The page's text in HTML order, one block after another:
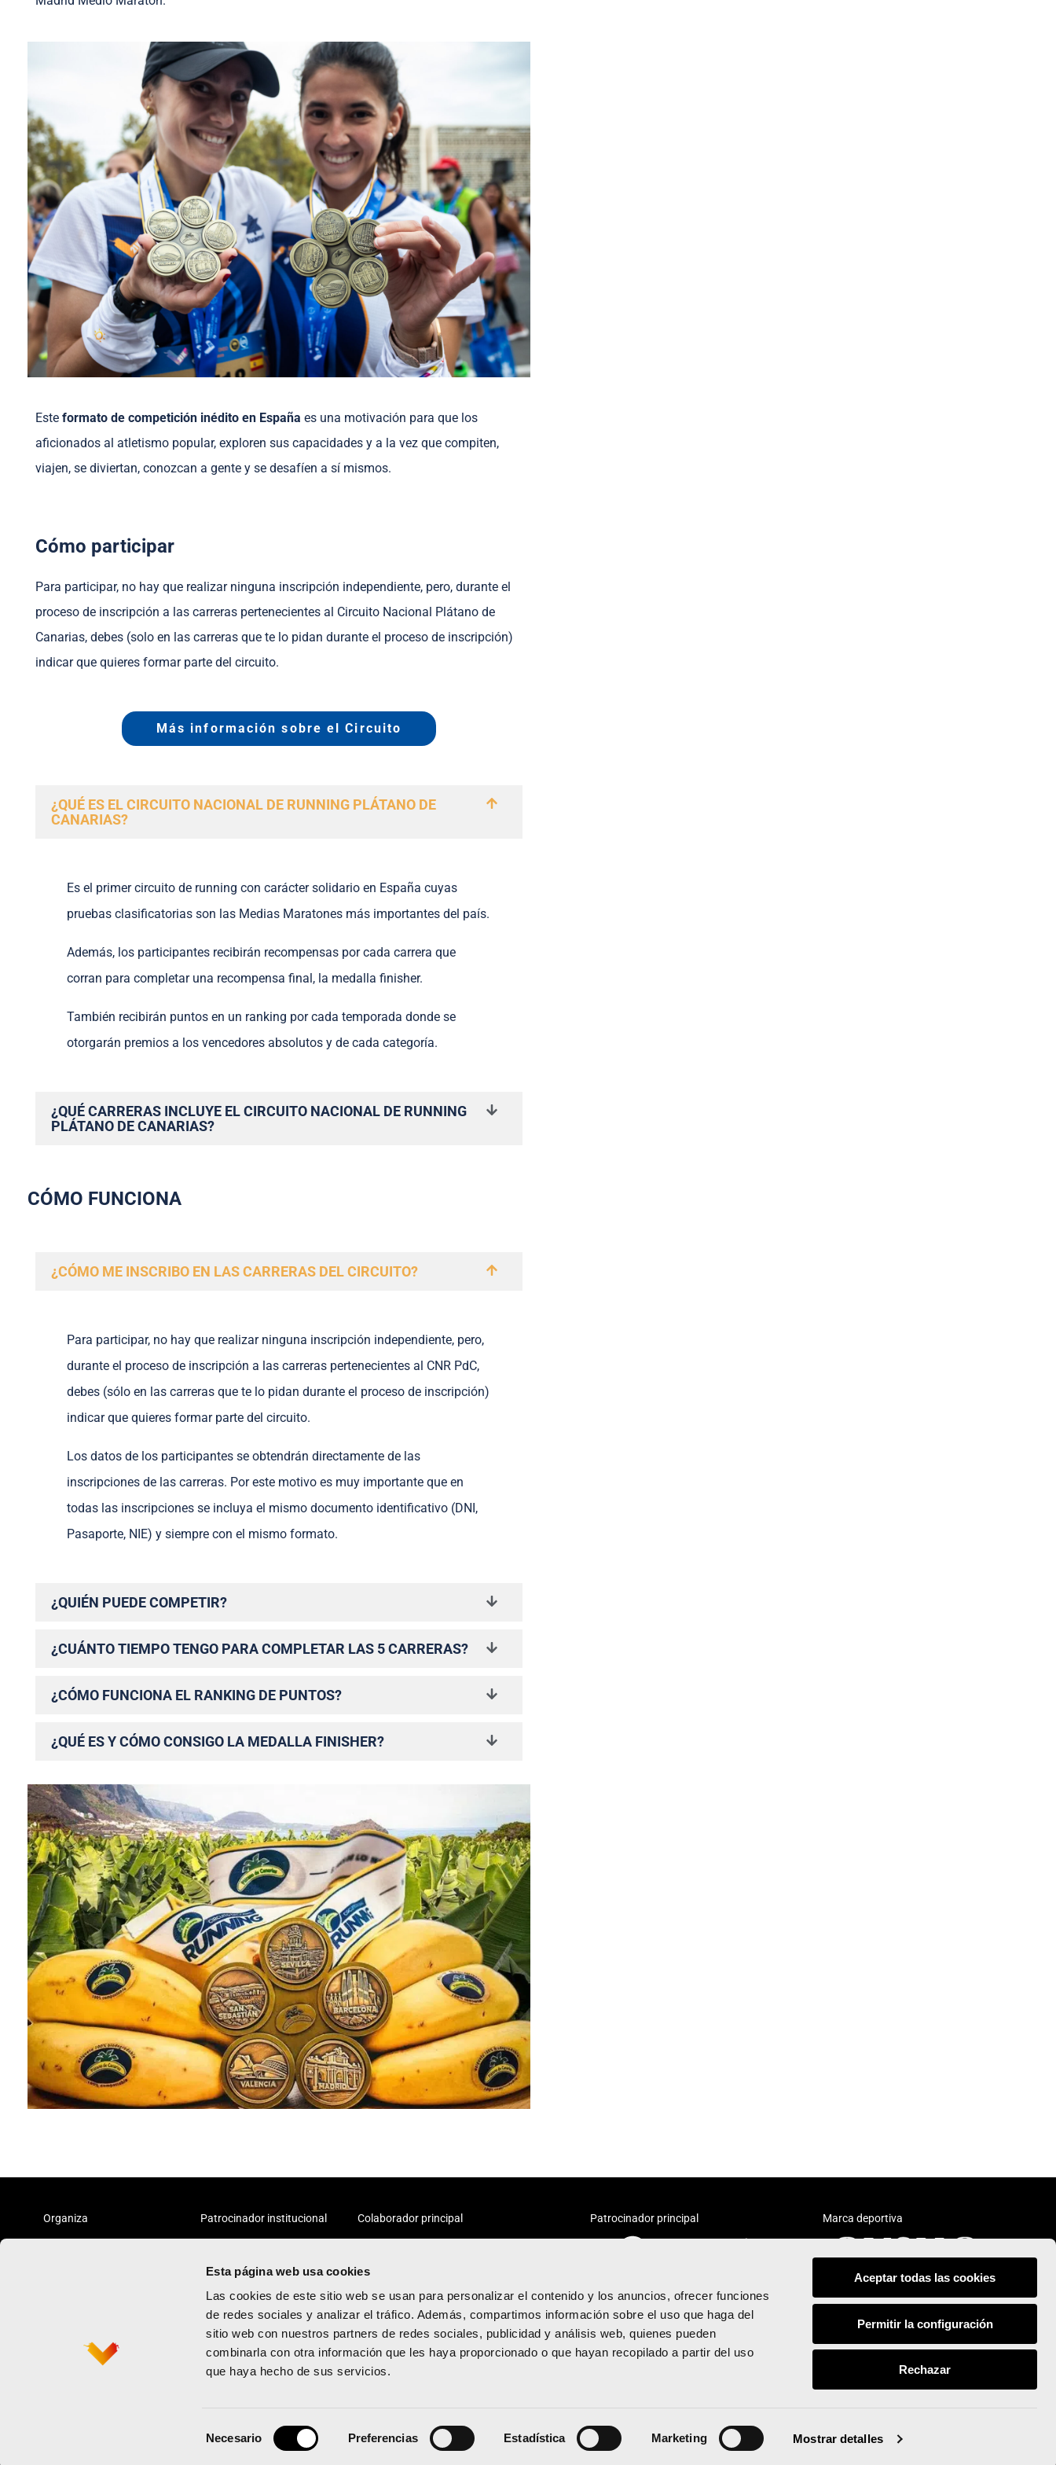
Esta página web usa cookies
Las cookies de este sitio web se usan para personalizar el contenido y los anuncios, ofrecer funciones
de redes sociales y analizar el tráfico. Además, compartimos información sobre el uso que haga del
sitio web con nuestros partners de redes sociales, publicidad y análisis web, quienes pueden
combinarla con otra información que les haya proporcionado o que hayan recopilado a partir del uso
que haya hecho de sus servicios.
Necesario Preferencias Estadística Marketing Mostrar detalles
Aceptar todas las cookies
Permitir la configuración
Rechazar
Este formato de competición inédito en España es una motivación para que los
aficionados al atletismo popular, exploren sus capacidades y a la vez que compiten,
viajen, se diviertan, conozcan a gente y se desafíen a sí mismos.
Cómo participar
Para participar, no hay que realizar ninguna inscripción independiente, pero, durante el
proceso de inscripción a las carreras pertenecientes al Circuito Nacional Plátano de
Canarias, debes (solo en las carreras que te lo pidan durante el proceso de inscripción)
indicar que quieres formar parte del circuito.
Más información sobre el Circuito
¿QUÉ ES EL CIRCUITO NACIONAL DE RUNNING PLÁTANO DE
CANARIAS?
Es el primer circuito de running con carácter solidario en España cuyas
pruebas clasificatorias son las Medias Maratones más importantes del país.
Además, los participantes recibirán recompensas por cada carrera que
corran para completar una recompensa final, la medalla finisher.
También recibirán puntos en un ranking por cada temporada donde se
otorgarán premios a los vencedores absolutos y de cada categoría.
¿QUÉ CARRERAS INCLUYE EL CIRCUITO NACIONAL DE RUNNING
PLÁTANO DE CANARIAS?
CÓMO FUNCIONA
¿CÓMO ME INSCRIBO EN LAS CARRERAS DEL CIRCUITO?
Para participar, no hay que realizar ninguna inscripción independiente, pero,
durante el proceso de inscripción a las carreras pertenecientes al CNR PdC,
debes (sólo en las carreras que te lo pidan durante el proceso de inscripción)
indicar que quieres formar parte del circuito.
Los datos de los participantes se obtendrán directamente de las
inscripciones de las carreras. Por este motivo es muy importante que en
todas las inscripciones se incluya el mismo documento identificativo (DNI,
Pasaporte, NIE) y siempre con el mismo formato.
¿QUIÉN PUEDE COMPETIR?
¿CUÁNTO TIEMPO TENGO PARA COMPLETAR LAS 5 CARRERAS?
¿CÓMO FUNCIONA EL RANKING DE PUNTOS?
¿QUÉ ES Y CÓMO CONSIGO LA MEDALLA FINISHER?
Organiza Patrocinador institucional Colaborador principal Patrocinador principal Marca deportiva
Política de privacidad